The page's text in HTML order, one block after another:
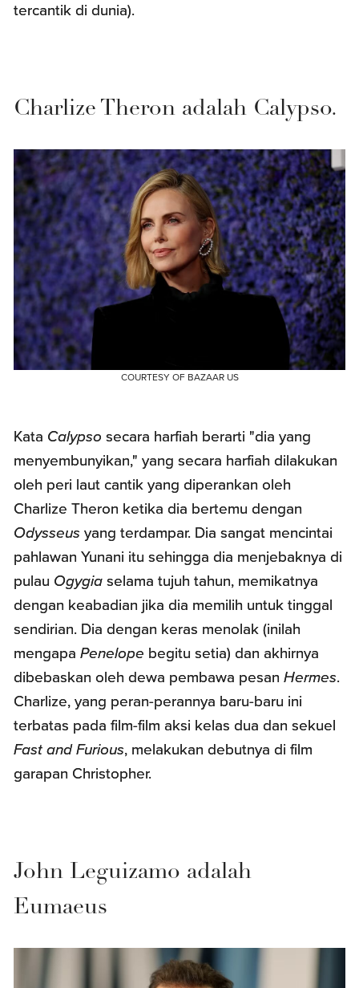
tercantik di dunia).
Charlize Theron adalah Calypso.
COURTESY OF BAZAAR US
Kata Calypso secara harfiah berarti "dia yang
menyembunyikan," yang secara harfiah dilakukan
oleh peri laut cantik yang diperankan oleh
Charlize Theron ketika dia bertemu dengan
Odysseus yang terdampar. Dia sangat mencintai
pahlawan Yunani itu sehingga dia menjebaknya di
pulau Ogygia selama tujuh tahun, memikatnya
dengan keabadian jika dia memilih untuk tinggal
sendirian. Dia dengan keras menolak (inilah
mengapaPenelope begitu setia) dan akhirnya
dibebaskan oleh dewa pembawa pesanHermes.
Charlize, yang peran-perannya baru-baru ini
terbatas pada film-film aksi kelas dua dan sekuel
Fast and Furious, melakukan debutnya di film
garapan Christopher.
John Leguizamo adalah
Eumaeus